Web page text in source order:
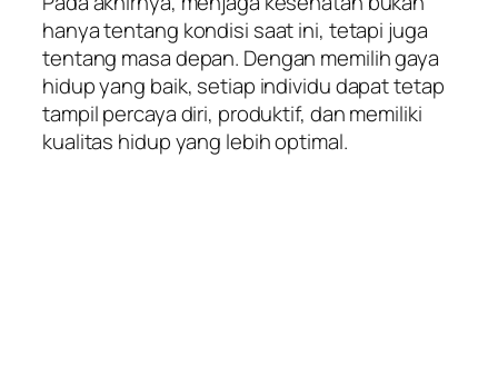
hanya tentang kondisi saat ini, tetapi juga
tentang masa depan. Dengan memilih gaya
hidup yang baik, setiap individu dapat tetap
tampil percaya diri, produktif, dan memiliki
kualitas hidup yang lebih optimal.